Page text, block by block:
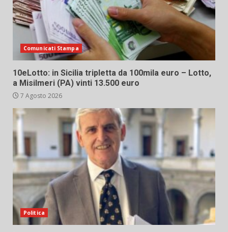
Comunicati Stampa
10eLotto: in Sicilia tripletta da 100mila euro – Lotto,
a Misilmeri (PA) vinti 13.500 euro
7 Agosto 2026
Politica